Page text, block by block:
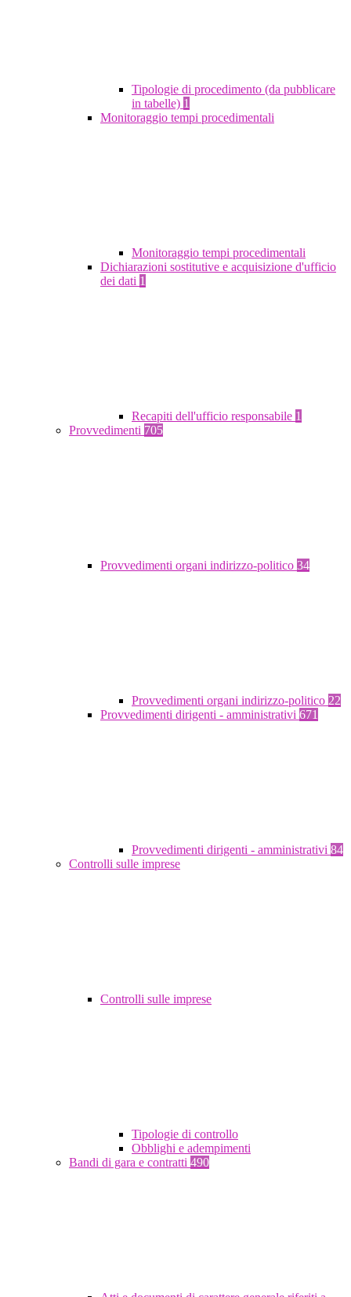
Tipologie di procedimento (da pubblicare
in tabelle) 1
Monitoraggio tempi procedimentali
Monitoraggio tempi procedimentali
Dichiarazioni sostitutive e acquisizione d'ufficio
dei dati 1
Recapiti dell'ufficio responsabile 1
Provvedimenti 705
Provvedimenti organi indirizzo-politico 34
Provvedimenti organi indirizzo-politico 22
Provvedimenti dirigenti - amministrativi 671
Provvedimenti dirigenti - amministrativi 84
Controlli sulle imprese
Controlli sulle imprese
Tipologie di controllo
Obblighi e adempimenti
Bandi di gara e contratti 490